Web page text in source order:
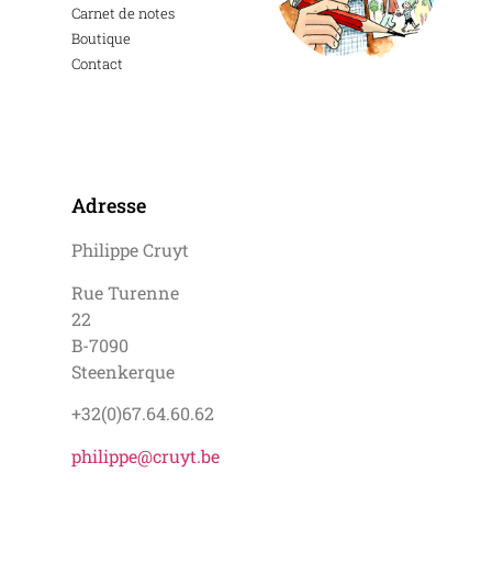
Carnet de notes
Boutique
Contact
Adresse
Philippe Cruyt
Rue Turenne
22
B-7090
Steenkerque
+32(0)67.64.60.62
philippe@cruyt.be